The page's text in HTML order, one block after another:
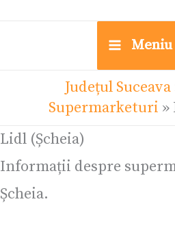
Meniu
Județul Suceava
Supermarketuri »
Lidl (Șcheia)
Informații despre
Șcheia.